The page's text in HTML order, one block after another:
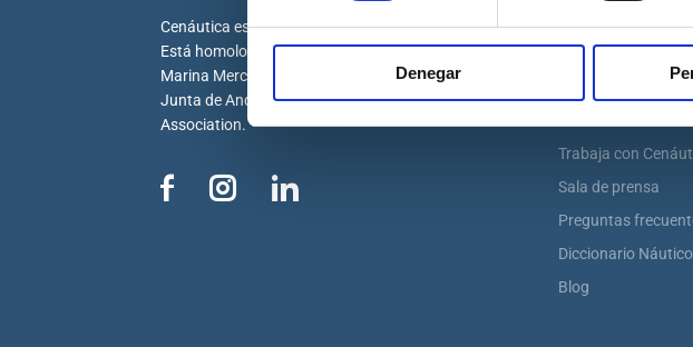
Denegar
Cenáutica es la escuela náutica lider en España.
Está homologada por la Dirección General de la
Marina Mercante, la Generalitat Valenciana, la
Junta de Andalucía y por la Royal Yachting
Association.
Escuela náutica
Historia de
Trabaja con
Sala de prensa
Preguntas
Diccionario Náutico
Blog